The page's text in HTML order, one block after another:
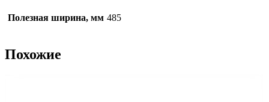
Полезная ширина, мм 485
Похожие